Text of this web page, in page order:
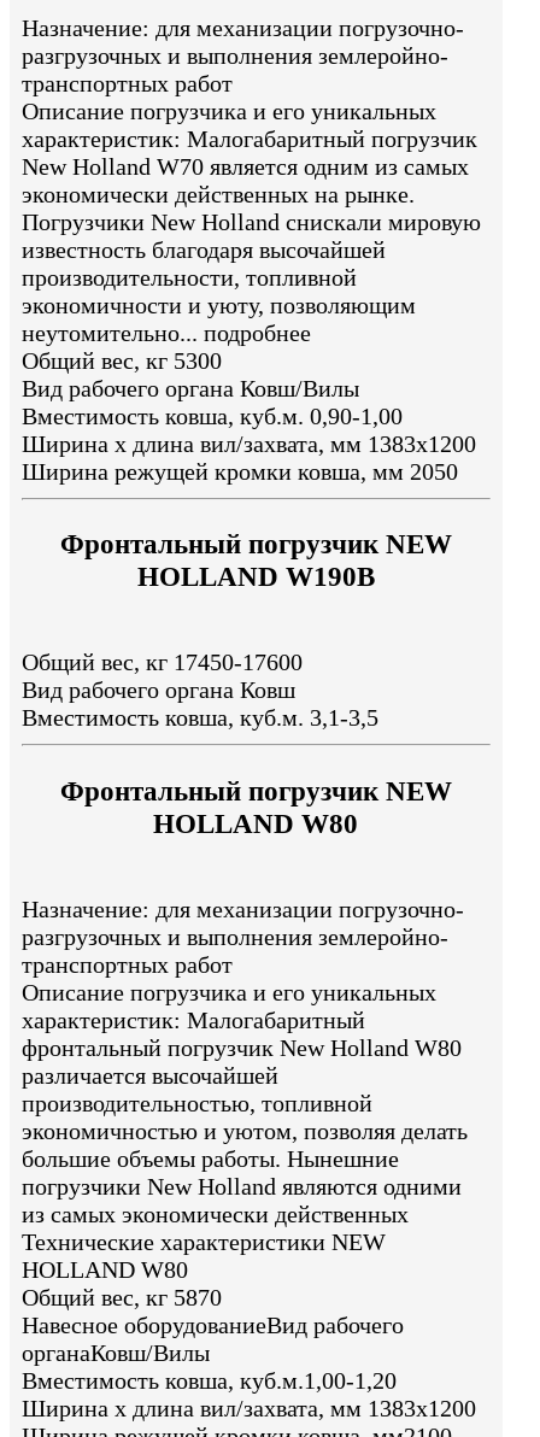
Назначение: для механизации погрузочно-
разгрузочных и выполнения землеройно-
транспортных работ
Описание погрузчика и его уникальных
характеристик: Малогабаритный погрузчик
New Holland W70 является одним из самых
экономически действенных на рынке.
Погрузчики New Holland снискали мировую
известность благодаря высочайшей
производительности, топливной
экономичности и уюту, позволяющим
неутомительно... подробнее
Общий вес, кг 5300
Вид рабочего органа Ковш/Вилы
Вместимость ковша, куб.м. 0,90-1,00
Ширина х длина вил/захвата, мм 1383x1200
Ширина режущей кромки ковша, мм 2050
Фронтальный погрузчик NEW
HOLLAND W190B
Общий вес, кг 17450-17600
Вид рабочего органа Ковш
Вместимость ковша, куб.м. 3,1-3,5
Фронтальный погрузчик NEW
HOLLAND W80
Назначение: для механизации погрузочно-
разгрузочных и выполнения землеройно-
транспортных работ
Описание погрузчика и его уникальных
характеристик: Малогабаритный
фронтальный погрузчик New Holland W80
различается высочайшей
производительностью, топливной
экономичностью и уютом, позволяя делать
большие объемы работы. Нынешние
погрузчики New Holland являются одними
из самых экономически действенных
Технические характеристики NEW
HOLLAND W80
Общий вес, кг 5870
Навесное оборудованиеВид рабочего
органаКовш/Вилы
Вместимость ковша, куб.м.1,00-1,20
Ширина х длина вил/захвата, мм 1383x1200